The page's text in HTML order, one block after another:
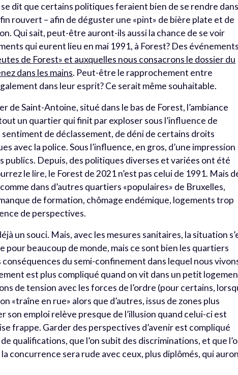
dit que certains politiques feraient bien de se rendre
rouvert – afin de déguster une «pint» de bière plate et de
Qui sait, peut-être auront-ils aussi la chance de se voir
qui eurent lieu en mai 1991, à Forest? Des
de Forest» et auxquelles nous consacrons le dossier du
dans les mains. Peut-être le rapprochement entre
dans leur esprit? Ce serait même souhaitable.
de Saint-Antoine, situé dans le bas de Forest, l’ambiance
un quartier qui finit par exploser sous l’influence de
de déclassement, de déni de certains droits
avec la police. Sous l’influence, en gros, d’une impression
publics. Depuis, des politiques diverses et variées ont été
le lire, le Forest de 2021 n’est pas celui de 1991. Mais
dans d’autres quartiers «populaires» de Bruxelles,
de formation, chômage endémique, logements trop
de perspectives.
un souci. Mais, avec les mesures sanitaires, la situation
pour beaucoup de monde, mais ce sont bien les quartiers
du semi-confinement dans lequel nous
est plus compliqué quand on vit dans un petit
de tension avec les forces de l’ordre (pour certains,
«traîne en rue» alors que d’autres, issus de zones plus
son emploi relève presque de l’illusion quand celui-ci est
frappe. Garder des perspectives d’avenir est compliqué
de qualifications, que l’on subit des discriminations, et que
la concurrence sera rude avec ceux, plus diplômés, qui